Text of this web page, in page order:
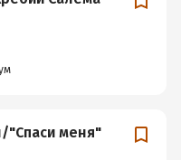
"Спаси меня"